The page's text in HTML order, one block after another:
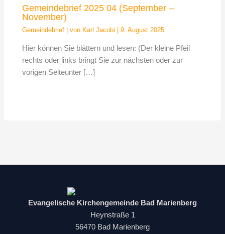
Gemeindebrief 2025 04 (September –
November)
Gemeindebrief | von Karl Jacobi |9. August 2025
Hier können Sie blättern und lesen: (Der kleine Pfeil
rechts oder links bringt Sie zur nächsten oder zur
vorigen Seiteunter […]
Evangelische Kirchengemeinde Bad Marienberg
Heynstraße 1
56470 Bad Marienberg